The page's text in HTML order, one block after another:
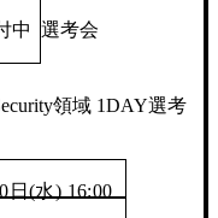
中 選考会
領域 1DAY選考
日(水) 16:00